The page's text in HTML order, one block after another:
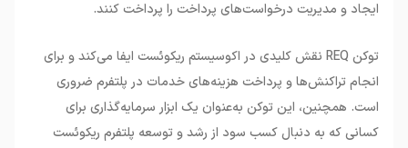
ایجاد و مدیریت درخواست‌های پرداخت را پرداخت کنند.
توکن REQ نقش کلیدی در اکوسیستم ریکوئست ایفا می‌کند و برای
انجام تراکنش‌ها و پرداخت هزینه‌های خدمات در پلتفرم ضروری
است. همچنین، این توکن به‌عنوان یک ابزار سرمایه‌گذاری برای
کسانی که به دنبال کسب سود از رشد و توسعه پلتفرم ریکوئست